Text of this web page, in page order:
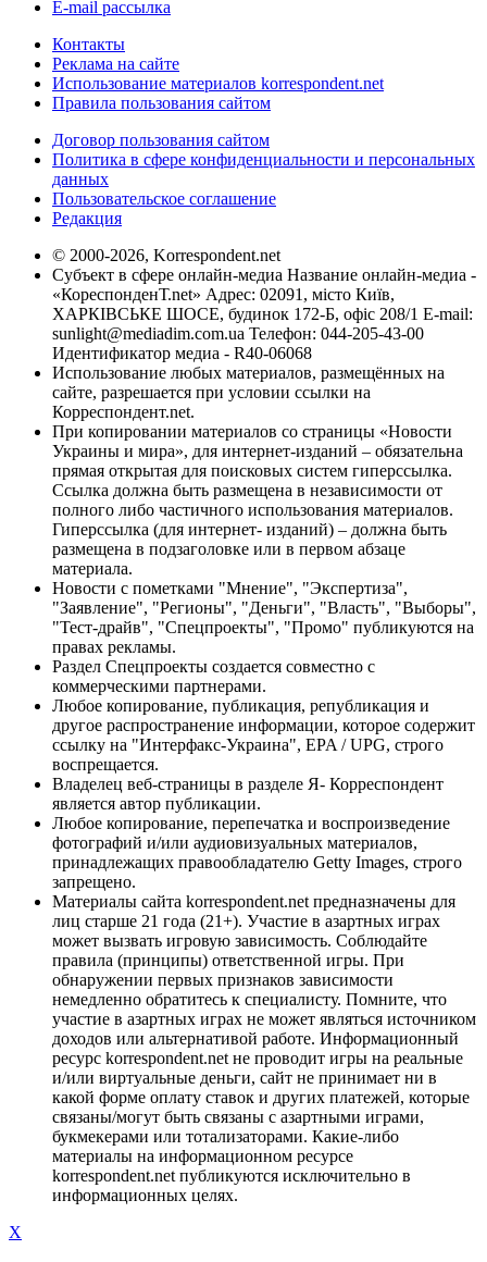
E-mail рассылка
Контакты
Реклама на сайте
Использование материалов korrespondent.net
Правила пользования сайтом
Договор пользования сайтом
Политика в сфере конфиденциальности и персональных
данных
Пользовательское соглашение
Редакция
© 2000-2026, Korrespondent.net
Субъект в сфере онлайн-медиа Название онлайн-медиа -
«КореспонденТ.net» Адрес: 02091, місто Київ,
ХАРКІВСЬКЕ ШОСЕ, будинок 172-Б, офіс 208/1 E-mail:
sunlight@mediadim.com.ua Телефон: 044-205-43-00
Идентификатор медиа - R40-06068
Использование любых материалов, размещённых на
сайте, разрешается при условии ссылки на
Корреспондент.net.
При копировании материалов со страницы «Новости
Украины и мира», для интернет-изданий – обязательна
прямая открытая для поисковых систем гиперссылка.
Ссылка должна быть размещена в независимости от
полного либо частичного использования материалов.
Гиперссылка (для интернет- изданий) – должна быть
размещена в подзаголовке или в первом абзаце
материала.
Новости с пометками "Мнение", "Экспертиза",
"Заявление", "Регионы", "Деньги", "Власть", "Выборы",
"Тест-драйв", "Спецпроекты", "Промо" публикуются на
правах рекламы.
Раздел Спецпроекты создается совместно с
коммерческими партнерами.
Любое копирование, публикация, републикация и
другое распространение информации, которое содержит
ссылку на "Интерфакс-Украина", EPA / UPG, строго
воспрещается.
Владелец веб-страницы в разделе Я- Корреспондент
является автор публикации.
Любое копирование, перепечатка и воспроизведение
фотографий и/или аудиовизуальных материалов,
принадлежащих правообладателю Getty Images, строго
запрещено.
Материалы сайта korrespondent.net предназначены для
лиц старше 21 года (21+). Участие в азартных играх
может вызвать игровую зависимость. Соблюдайте
правила (принципы) ответственной игры. При
обнаружении первых признаков зависимости
немедленно обратитесь к специалисту. Помните, что
участие в азартных играх не может являться источником
доходов или альтернативой работе. Информационный
ресурс korrespondent.net не проводит игры на реальные
и/или виртуальные деньги, сайт не принимает ни в
какой форме оплату ставок и других платежей, которые
связаны/могут быть связаны с азартными играми,
букмекерами или тотализаторами. Какие-либо
материалы на информационном ресурсе
korrespondent.net публикуются исключительно в
информационных целях.
X